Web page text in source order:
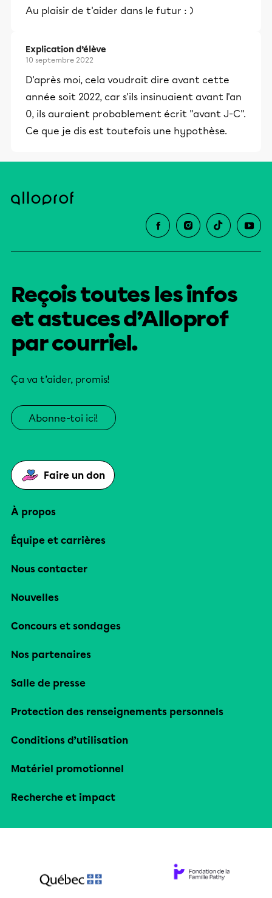
Au plaisir de t'aider dans le futur : )
Explication d’élève
10 septembre 2022
D'après moi, cela voudrait dire avant cette
année soit 2022, car s'ils insinuaient avant l'an
0, ils auraient probablement écrit "avant J-C".
Ce que je dis est toutefois une hypothèse.
Reçois toutes les infos
et astuces d’Alloprof
par courriel.
Ça va t’aider, promis!
Abonne-toi ici!
Faire un don
À propos
Équipe et carrières
Nous contacter
Nouvelles
Concours et sondages
Nos partenaires
Salle de presse
Protection des renseignements personnels
Conditions d’utilisation
Matériel promotionnel
Recherche et impact